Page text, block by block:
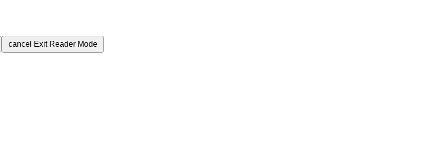
cancel Exit Reader Mode